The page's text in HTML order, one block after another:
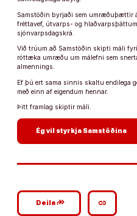
Samstöðin byrjaði sem umræðuþættir
fréttavef, útvarps- og
sjónvarpsdagskrá.
Við trúum að Samstöðin skipti máli
róttæka umræðu um málefni sem
almennings.
Ef þú ert sama sinnis skaltu endilega
með einn af eigendum hennar.
Þitt framlag skiptir máli.
Ég vil styrkja Samstöðina
Deilagoogle_plus_reshare link